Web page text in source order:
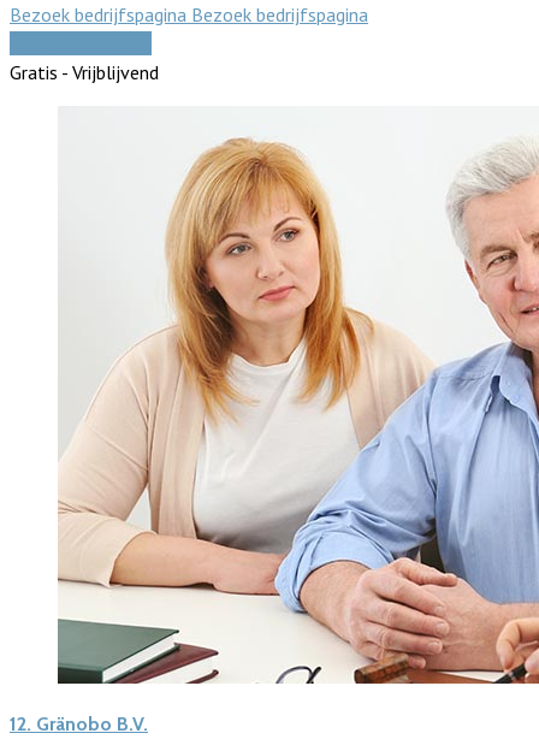
Bezoek bedrijfspagina Bezoek bedrijfspagina
Gratis - Vrijblijvend
12. Gränobo B.V.